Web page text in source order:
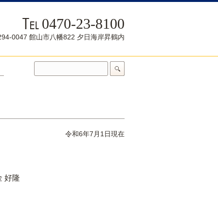
0470-23-8100
0047 館山市八幡822 夕日海岸昇鶴内
令和6年7月1日現在
好隆